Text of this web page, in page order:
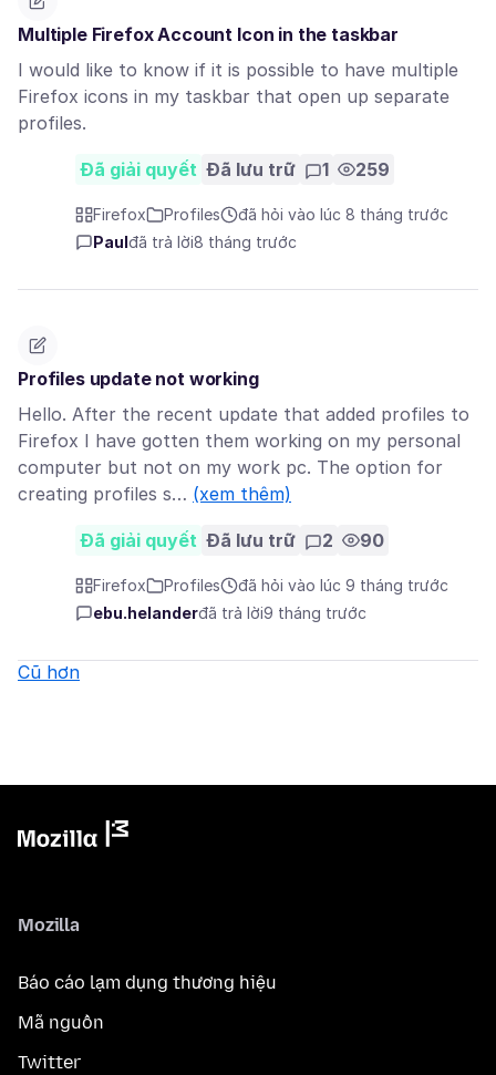
Multiple Firefox Account Icon in the taskbar
I would like to know if it is possible to have multiple
Firefox icons in my taskbar that open up separate
profiles.
Đã giải quyết Đã lưu trữ 1 259
Firefox Profiles
đã hỏi vào lúc 8 tháng trước
Paul đã trả lời8 tháng trước
Profiles update not working
Hello. After the recent update that added profiles to
Firefox I have gotten them working on my personal
computer but not on my work pc. The option for
creating profiles s… (xem thêm)
Đã giải quyết Đã lưu trữ 2 90
Firefox Profiles
đã hỏi vào lúc 9 tháng trước
ebu.helanderđã trả lời9 tháng trước
Cũ hơn
Mozilla
Báo cáo lạm dụng thương hiệu
Mã nguồn
Twitter